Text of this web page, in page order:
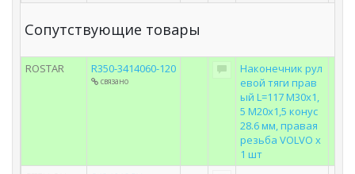
Сопутствующие товары
ROSTAR R350-3414060-120
связано
Наконечник рул
евой тяги прав
ый L=117 M30x1,
5 M20x1,5 конус
28.6 мм, правая
резьба VOLVO x
1 шт